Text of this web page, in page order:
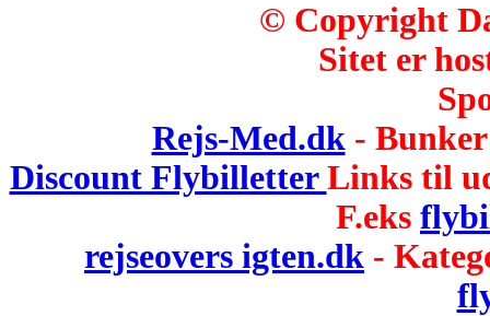
© Copyright
Sitet er
Rejs-Med.dk- Bunker
Discount Flybilletter Links til
F.eks
rejseovers igten.dk -